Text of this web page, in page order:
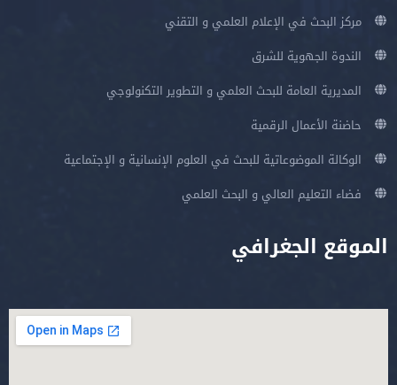
مركز البحث في الإعلام العلمي و التقني
الندوة الجهوية للشرق
المديرية العامة للبحث العلمي و التطوير التكنولوجي
حاضنة الأعمال الرقمية
الوكالة الموضوعاتية للبحث في العلوم الإنسانية و الإجتماعية
فضاء التعليم العالي و البحث العلمي
الموقع الجغرافي